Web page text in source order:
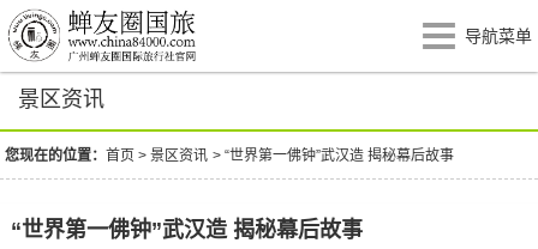
导航菜单
景区资讯
您现在的位置：首页 >景区资讯 >“世界第一佛钟”武汉造 揭秘幕后故事
“世界第一佛钟”武汉造 揭秘幕后故事